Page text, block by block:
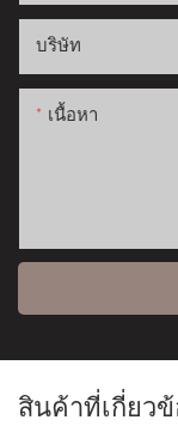
บริษัท
เนื้อหา
สินค้าที่เกี่ยว